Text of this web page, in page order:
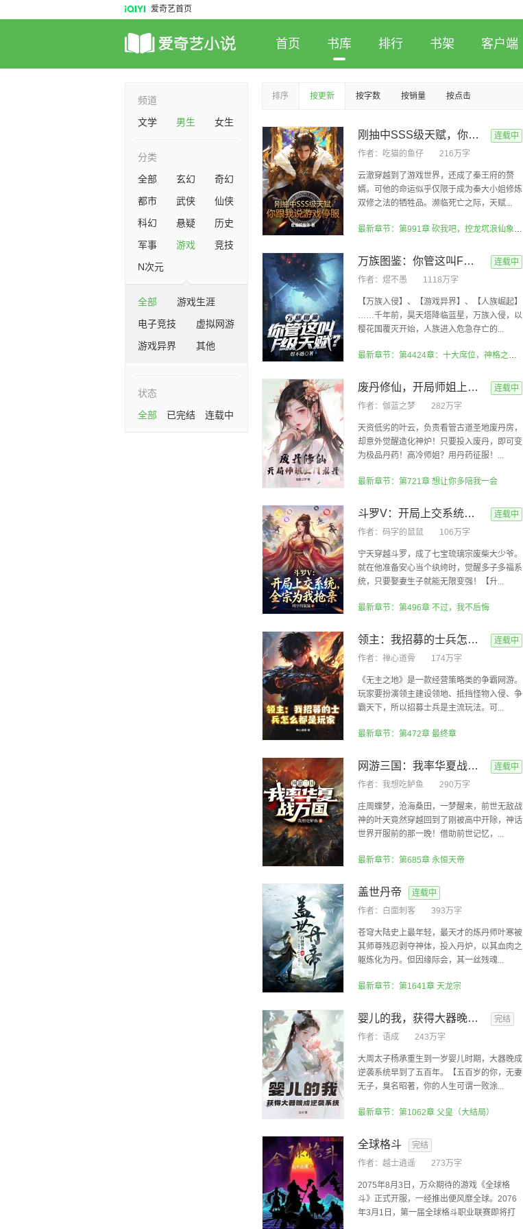
爱奇艺首页
首页 书库 排行 书架 客户端
频道
文学
男生 女生
分类
全部
玄幻
奇幻
都市
武侠
仙侠
科幻
悬疑
历史
军事
游戏
竞技
N次元
全部
游戏生涯
电子竞技
虚拟网游
游戏异界
其他
状态
全部
已完结 连载中
排序 按更新 按字数 按销量 按点击
刚抽中SSS级天赋，你跟我说游戏停服
连载中
作者： 吃猫的鱼仔 216万字
云澈穿越到了游戏世界，还成了秦王府的赘
婿。可他的命运似乎仅限于成为秦大小姐修炼
双修之法的牺牲品。濒临死亡之际，天赋...
最新章节：第991章 砍我吧，控龙坈浪仙象，刀刀暴击大创造之斩
万族图鉴：你管这叫F级天赋？
连载中
作者： 煜不愚 1118万字
【万族入侵】、【游戏异界】、【人族崛起】
……千年前，昊天塔降临蓝星，万族入侵，以
樱花国覆灭开始，人族进入危急存亡的...
最新章节：第4424章：十大席位，神格之争！
废丹修仙，开局师姐上门求丹！
连载中
作者： 伽蓝之梦 282万字
天资低劣的叶云，负责看管古道圣地废丹房，
却意外觉醒造化神炉！只要投入废丹，即可变
为极品丹药！高冷师姐？用丹药征服！...
最新章节：第721章 想让你多陪我一会
斗罗V：开局上交系统，全宗为我抢亲
连载中
作者： 码字的鼠鼠 106万字
宁天穿越斗罗，成了七宝琉璃宗废柴大少爷。
就在他准备安心当个纨绔时，觉醒多子多福系
统，只要娶妻生子就能无限变强！【升...
最新章节：第496章 不过，我不后悔
领主：我招募的士兵怎么都是玩家
连载中
作者： 禅心道骨 174万字
《无主之地》是一款经营策略类的争霸网游。
玩家要扮演领主建设领地、抵挡怪物入侵、争
霸天下，所以招募士兵是主流玩法。可...
最新章节：第472章 最终章
网游三国：我率华夏战万国
连载中
作者： 我想吃鲈鱼 290万字
庄周蝶梦，沧海桑田，一梦醒来，前世无敌战
神的叶天竟然穿越回到了刚被高中开除，神话
世界开服前的那一晚！借助前世记忆，...
最新章节：第685章 永恒天帝
盖世丹帝
连载中
作者：
白面刺客 393万字
苍穹大陆史上最年轻，最天才的炼丹师叶寒被
其师尊残忍剥夺神体，投入丹炉，以其血肉之
躯炼化为丹。但因缘际会，其一丝残魂...
最新章节：第1641章 天龙宗
婴儿的我，获得大器晚成逆袭系统
完结
作者： 语成 243万字
大周太子杨承重生到一岁婴儿时期，大器晚成
逆袭系统早到了五百年。【五百岁的你，无妻
无子，臭名昭著，你的人生可谓一败涂...
最新章节：第1062章 父皇（大结局）
全球格斗
完结
作者： 越士逍遥 273万字
2075年8月3日，万众期待的游戏《全球格
斗》正式开服，一经推出便风靡全球。2076
年3月1日，第一届全球格斗职业联赛即将打